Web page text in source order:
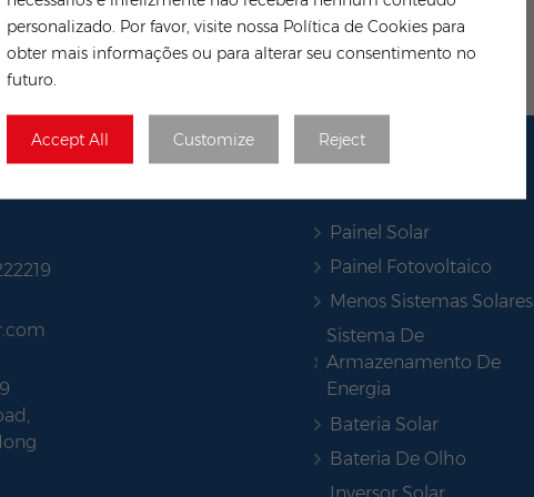
personalizado. Por favor, visite nossa Política de Cookies para
obter mais informações ou para alterar seu consentimento no
futuro.
Accept All Customize Reject
Painel Solar
Painel Fotovoltaico
Menos Sistemas Solares
Sistema De
Armazenamento De
Energia
Bateria Solar
Bateria De Olho